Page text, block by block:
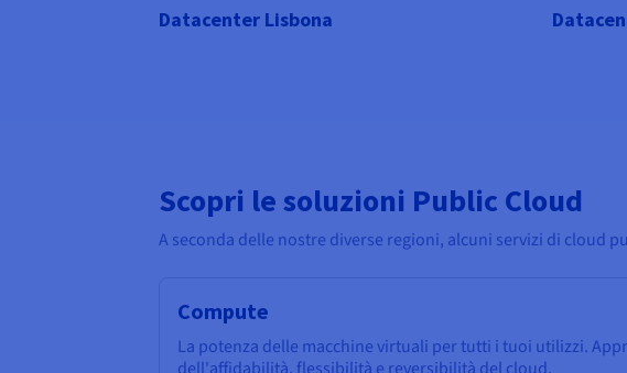
Datacenter Lisbona
Scopri le soluzioni Public Cloud
A seconda delle nostre diverse regioni, alcuni servizi di cloud
Compute
La potenza delle macchine virtuali per tutti i tuoi utilizzi.